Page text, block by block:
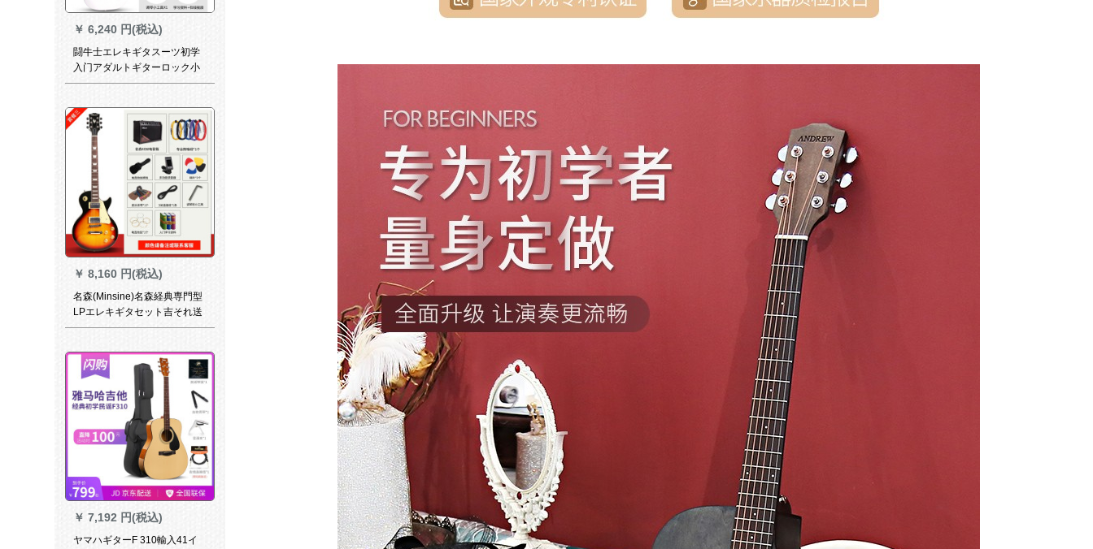
￥ 6,240 円(税込)
闘牛士エレキギタスーツ初学
入门アダルトギターロック小
双スイングエレキギタメタル
￥ 8,160 円(税込)
名森(Minsine)名森経典専門型
LPエレキギタセット吉それ送
音器セット三エレキギタ40 W
￥ 7,192 円(税込)
ヤマハギターF 310輸入41イ